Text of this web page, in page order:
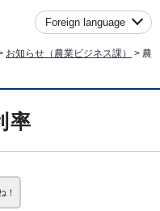
Foreign language
お知らせ（農業ビジネス課）
> 農
率
！